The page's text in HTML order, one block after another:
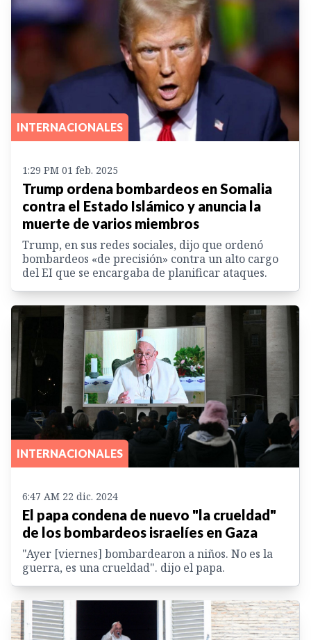
INTERNACIONALES
1:29 PM 01 feb. 2025
Trump ordena bombardeos en Somalia
contra el Estado Islámico y anuncia la
muerte de varios miembros
Trump, en sus redes sociales, dijo que ordenó
bombardeos «de precisión» contra un alto cargo
del EI que se encargaba de planificar ataques.
INTERNACIONALES
6:47 AM 22 dic. 2024
El papa condena de nuevo "la crueldad"
de los bombardeos israelíes en Gaza
"Ayer [viernes] bombardearon a niños. No es la
guerra, es una crueldad". dijo el papa.